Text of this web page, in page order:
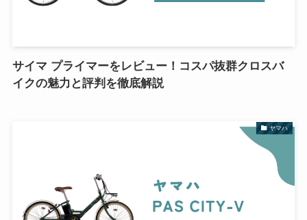
サイマ プライマーをレビュー！コスパ抜群クロスバ
イクの魅力と評判を徹底解説
ヤマハ